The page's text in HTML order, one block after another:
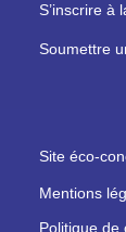
S’inscrire à
Soumettre
Site éco-
Mentions
Politique de